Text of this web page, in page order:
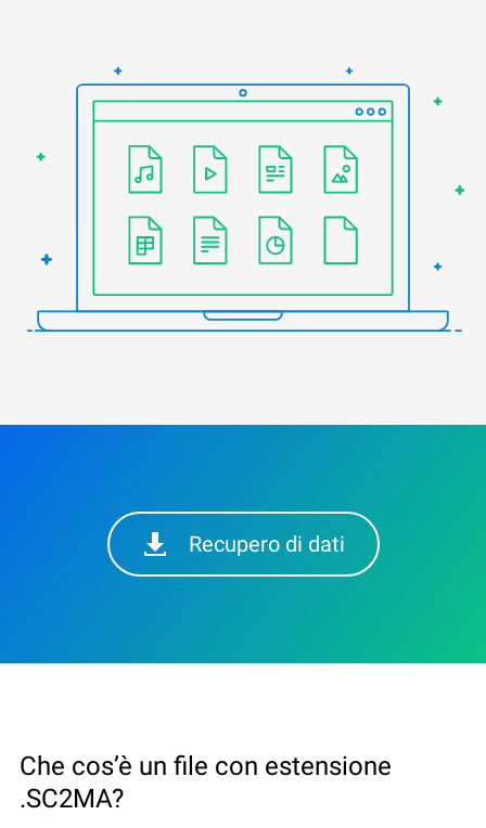
Recupero di dati
Che cos’è un file con estensione
.SC2MA?